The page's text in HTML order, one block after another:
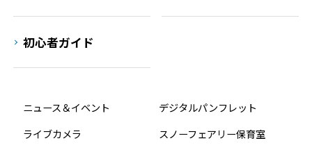
初心者ガイド
ニュース＆イベント
デジタルパンフレット
ライブカメラ
スノーフェアリー保育室